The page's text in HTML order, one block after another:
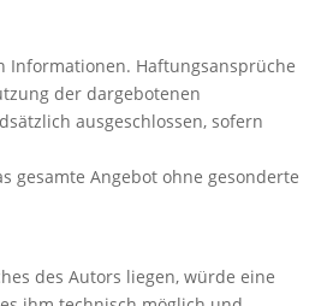
Informationen. Haftungsansprüche
der dargebotenen
ausgeschlossen, sofern
gesamte Angebot ohne gesonderte
des Autors liegen, würde eine